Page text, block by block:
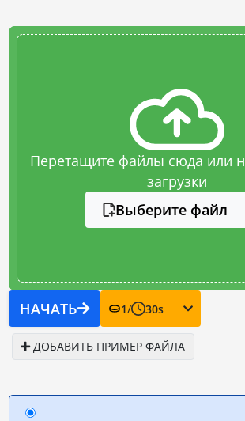
Перетащите файлы сюда или
загрузки
Выберите файл
НАЧАТЬ 1/ 30s
ДОБАВИТЬ ПРИМЕР ФАЙЛА